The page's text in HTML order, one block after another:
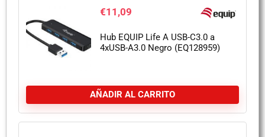
€11,09
Hub EQUIP Life A USB-C3.0 a
4xUSB-A3.0 Negro (EQ128959)
AÑADIR AL CARRITO